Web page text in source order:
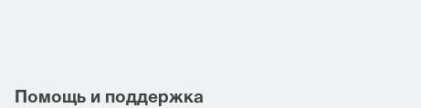
Помощь и поддержка